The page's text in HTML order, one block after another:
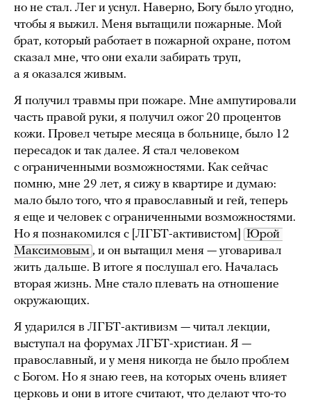
но не стал. Лег и уснул. Наверно, Богу было угодно,
чтобы я выжил. Меня вытащили пожарные. Мой
брат, который работает в пожарной охране, потом
сказал мне, что они ехали забирать труп,
а я оказался живым.
Я получил травмы при пожаре. Мне ампутировали
часть правой руки, я получил ожог 20 процентов
кожи. Провел четыре месяца в больнице, было 12
пересадок и так далее. Я стал человеком
с ограниченными возможностями. Как сейчас
помню, мне 29 лет, я сижу в квартире и думаю:
мало было того, что я православный и гей, теперь
я еще и человек с ограниченными возможностями.
Но я познакомился с [ЛГБТ-активистом]
Юрой
Максимовым , и он вытащил меня — уговаривал
жить дальше. В итоге я послушал его. Началась
вторая жизнь. Мне стало плевать на отношение
окружающих.
Я ударился в ЛГБТ-активизм — читал лекции,
выступал на форумах ЛГБТ-христиан. Я —
православный, и у меня никогда не было проблем
с Богом. Но я знаю геев, на которых очень влияет
церковь и они в итоге считают, что делают что-то